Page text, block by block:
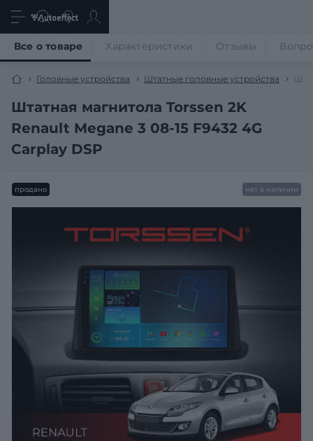
Головные устройства Штатные головные устройства
Штатная магнитола Torssen 2K
Renault Megane 3 08-15 F9432 4G
Carplay DSP
Все о товаре Характеристики Отзывы
продано нет в наличии